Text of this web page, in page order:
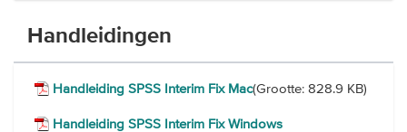
Handleidingen
Handleiding SPSS Interim Fix Mac(Grootte: 828.9 KB)
Handleiding SPSS Interim Fix Windows